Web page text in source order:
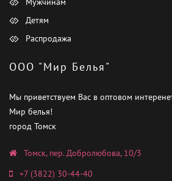
Детям
Распродажа
ООО "Мир Белья"
Мы приветствуем Вас в оптовом
Мир белья!
город Томск
Томск, пер. Добролюбова, 10/3
+7 (3822) 30-44-40